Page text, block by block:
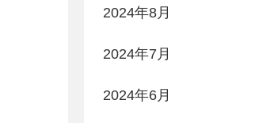
2024年8月
2024年7月
2024年6月